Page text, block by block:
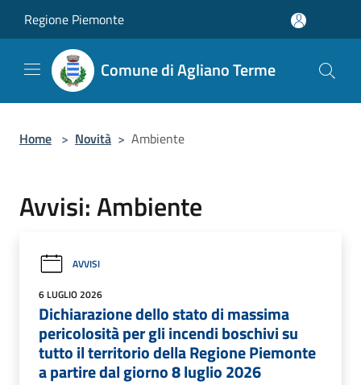
Regione Piemonte
Comune di Agliano Terme
Home > Novità > Ambiente
Avvisi: Ambiente
AVVISI
6 LUGLIO 2026
Dichiarazione dello stato di massima
pericolosità per gli incendi boschivi su
tutto il territorio della Regione Piemonte
a partire dal giorno 8 luglio 2026